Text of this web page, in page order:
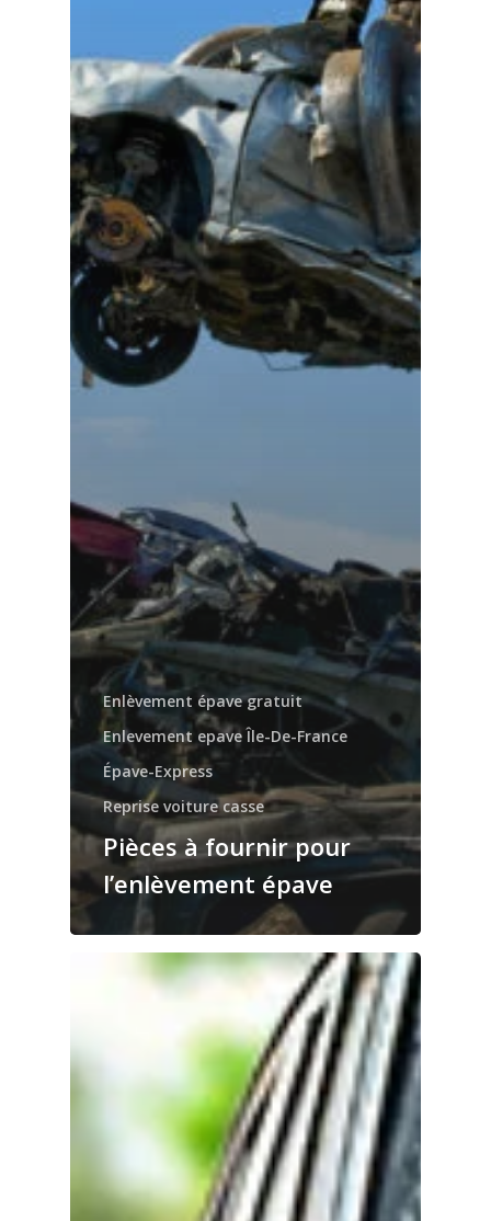
Enlèvement épave gratuit
Enlevement epave Île-De-France
Épave-Express
Reprise voiture casse
Pièces à fournir pour
l’enlèvement épave